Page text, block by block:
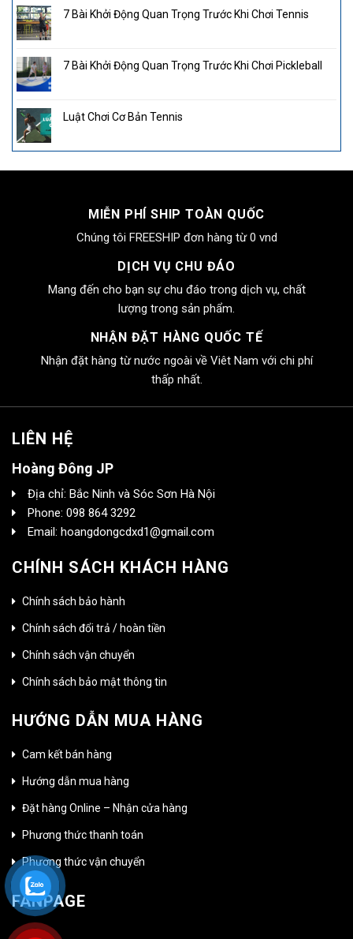
7 Bài Khởi Động Quan Trọng Trước Khi Chơi Tennis
7 Bài Khởi Động Quan Trọng Trước Khi Chơi Pickleball
Luật Chơi Cơ Bản Tennis
MIỄN PHÍ SHIP TOÀN QUỐC
Chúng tôi FREESHIP đơn hàng từ 0 vnd
DỊCH VỤ CHU ĐÁO
Mang đến cho bạn sự chu đáo trong dịch vụ, chất
lượng trong sản phẩm.
NHẬN ĐẶT HÀNG QUỐC TẾ
Nhận đặt hàng từ nước ngoài về Viêt Nam với chi phí
thấp nhất.
LIÊN HỆ
Hoàng Đông JP
Địa chỉ: Bắc Ninh và Sóc Sơn Hà Nội
Phone: 098 864 3292
Email: hoangdongcdxd1@gmail.com
CHÍNH SÁCH KHÁCH HÀNG
Chính sách bảo hành
Chính sách đổi trả / hoàn tiền
Chính sách vận chuyển
Chính sách bảo mật thông tin
HƯỚNG DẪN MUA HÀNG
Cam kết bán hàng
Hướng dẫn mua hàng
Đặt hàng Online – Nhận cửa hàng
Phương thức thanh toán
Phương thức vận chuyển
FANPAGE